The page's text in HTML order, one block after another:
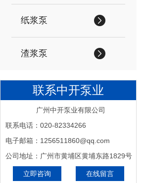
纸浆泵
渣浆泵
联系中开泵业
广州中开泵业有限公司
联系电话：020-82334266
电子邮箱：1256511860@qq.com
公司地址：广州市黄埔区黄埔东路1829号
立即咨询 在线留言